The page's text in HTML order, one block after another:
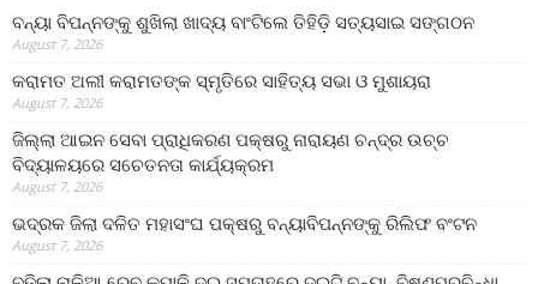
ବନ୍ୟା ବିପନ୍ନଙ୍କୁ ଶୁଖିଲା ଖାଦ୍ୟ ବାଂଟିଲେ ତିହିଡି଼ ସତ୍ୟସାଇ ସଙ୍ଗଠନ
August 7, 2026
କରାମତ ଅଲୀ କରାମତଙ୍କ ସ୍ମୃତିରେ ସାହିତ୍ୟ ସଭା ଓ ମୁଶାୟରା
August 7, 2026
ଜିଲ୍ଲା ଆଇନ ସେବା ପ୍ରାଧିକରଣ ପକ୍ଷରୁ ନାରାୟଣ ଚନ୍ଦ୍ର ଉଚ୍ଚ
ବିଦ୍ୟାଳୟରେ ସଚେତନତା କାର୍ଯ୍ୟକ୍ରମ
August 7, 2026
ଭଦ୍ରକ ଜିଲା ଦଳିତ ମହାସଂଘ ପକ୍ଷରୁ ବନ୍ୟାବିପନ୍ନଙ୍କୁ ରିଲିଫ ବଂଟନ
August 7, 2026